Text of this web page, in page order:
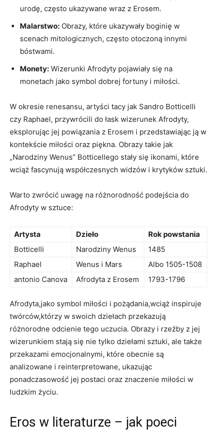
urodę, często ukazywane wraz z Erosem.
Malarstwo: Obrazy, które ukazywały boginię w
scenach mitologicznych, często otoczoną innymi
bóstwami.
Monety: Wizerunki Afrodyty pojawiały się na
monetach jako symbol dobrej fortuny i miłości.
W okresie renesansu, artyści tacy jak Sandro Botticelli
czy Raphael, przywrócili do łask wizerunek Afrodyty,
eksplorując jej powiązania z Erosem i przedstawiając ją w
kontekście miłości oraz piękna. Obrazy takie jak
„Narodziny Wenus” Botticellego stały się ikonami, które
wciąż fascynują współczesnych widzów i krytyków sztuki.
Warto zwrócić uwagę na różnorodność podejścia do
Afrodyty w sztuce:
Artysta Dzieło
Rok powstania
Botticelli
Narodziny Wenus
1485
Raphael
Wenus i Mars
Albo 1505-1508
antonio Canova
Afrodyta z Erosem 1793-1796
Afrodyta,jako symbol miłości i pożądania,wciąż inspiruje
twórców,którzy w swoich dziełach przekazują
różnorodne odcienie tego uczucia. Obrazy i rzeźby z jej
wizerunkiem stają się nie tylko dziełami sztuki, ale także
przekazami emocjonalnymi, które obecnie są
analizowane i reinterpretowane, ukazując
ponadczasowość jej postaci oraz znaczenie miłości w
ludzkim życiu.
Eros w literaturze – jak poeci